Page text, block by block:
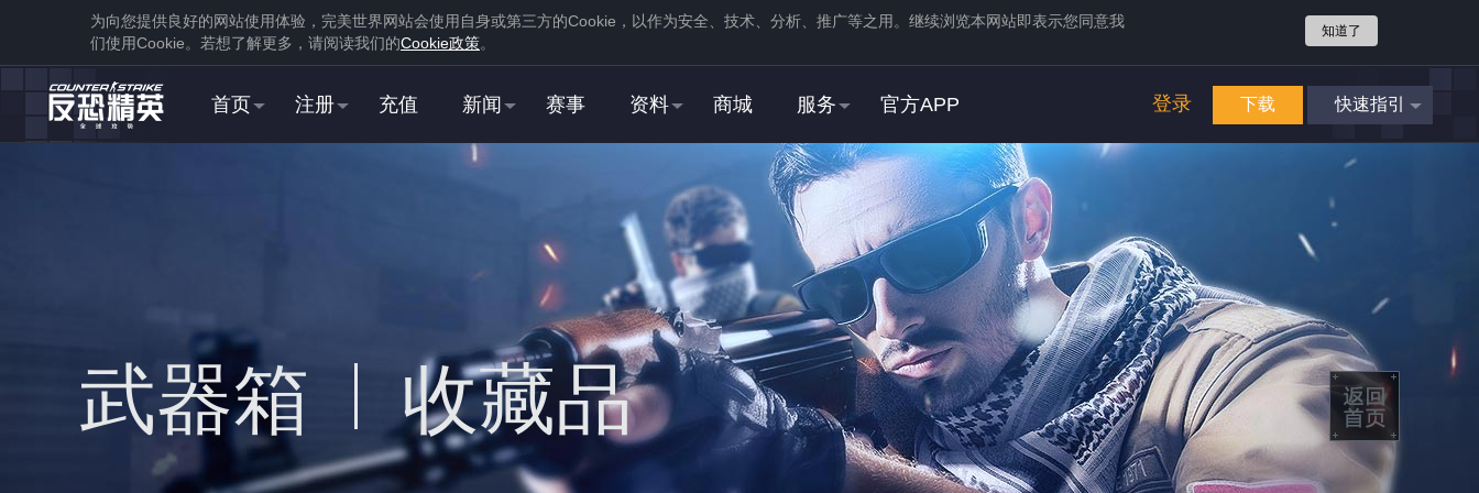
为向您提供良好的网站使用体验，完美世界网站会使用自身或第三方的Cookie ，以作为安全、技术、分析、推广等之用。继续浏览本网站即表示您同意我
们使用Cookie。若想了解更多，请阅读我们的Cookie政策。
知道了
首页 注册 充值 新闻 赛事 资料 商城 服务 官方APP 登录 下载 快速指引
新用户
2
蒸汽平台账号
3
登录蒸汽平台，在商店页
中找到并 下载 反恐精英：全球攻势
立即享受
STEAM用户
1
在游戏库中找到并
2
右击游戏，选择“
打开“通用 ”选项卡
3
启动选项”中，加入
-perfectworld”指令
4
立即享受畅爽游戏
武器箱 收藏品